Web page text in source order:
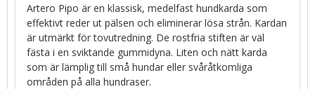
Artero Pipo är en klassisk, medelfast hundkarda som
effektivt reder ut pälsen och eliminerar lösa strån. Kardan
är utmärkt för tovutredning. De rostfria stiften är väl
fästa i en sviktande gummidyna. Liten och nätt karda
som är lämplig till små hundar eller svåråtkomliga
områden på alla hundraser.